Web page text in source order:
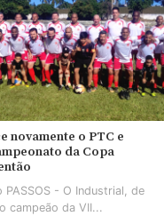
novamente o PTC e
da Copa
PASSOS - O Industrial, de
campeão da VII...